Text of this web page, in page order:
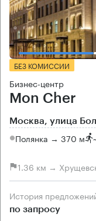
БЕЗ КОМИССИИ
Бизнес-центр
Mon Cher
Москва, улица
Полянка → 370 м ~
1.36 км →
История
по запросу